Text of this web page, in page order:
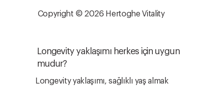
Copyright © 2026 Hertoghe Vitality
Longevity yaklaşımı herkes için uygun
mudur?
Longevity yaklaşımı, sağlıklı yaş almak